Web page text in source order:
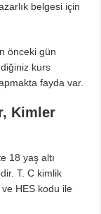
belgesi için
önceki gün
kurs
fayda var.
Kimler
18 yaş altı
T. C kimlik
HES kodu ile